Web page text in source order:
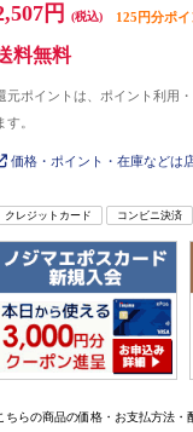
円 (税込) 125円分ポ
料無料
元ポイントは、ポイント利用
す。
価格・ポイント・在庫などは
クレジットカード コンビニ決済
ちらの商品の価格・お支払方法・